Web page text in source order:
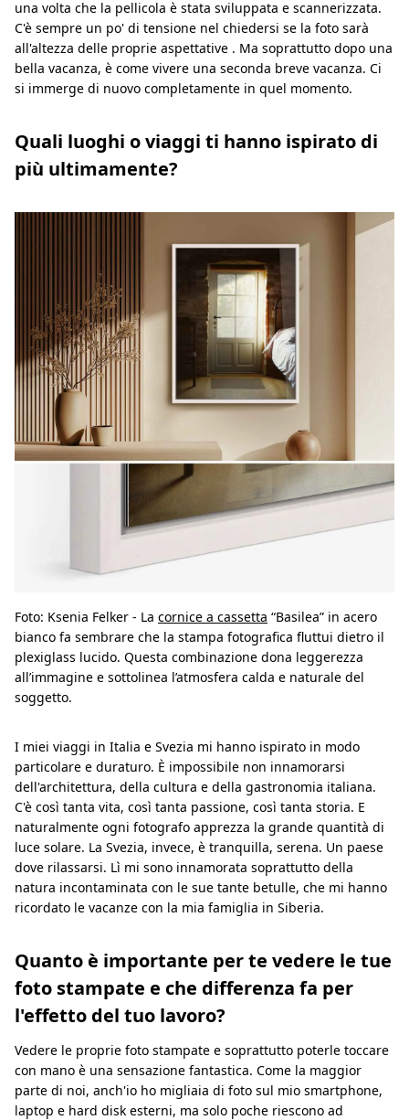
una volta che la pellicola è stata sviluppata e scannerizzata.
C'è sempre un po' di tensione nel chiedersi se la foto sarà
all'altezza delle proprie aspettative . Ma soprattutto dopo una
bella vacanza, è come vivere una seconda breve vacanza. Ci
si immerge di nuovo completamente in quel momento.
Quali luoghi o viaggi ti hanno ispirato di
più ultimamente?
Foto: Ksenia Felker - La cornice a cassetta “Basilea” in acero
bianco fa sembrare che la stampa fotografica fluttui dietro il
plexiglass lucido. Questa combinazione dona leggerezza
all’immagine e sottolinea l’atmosfera calda e naturale del
soggetto.
I miei viaggi in Italia e Svezia mi hanno ispirato in modo
particolare e duraturo. È impossibile non innamorarsi
dell'architettura, della cultura e della gastronomia italiana.
C'è così tanta vita, così tanta passione, così tanta storia. E
naturalmente ogni fotografo apprezza la grande quantità di
luce solare. La Svezia, invece, è tranquilla, serena. Un paese
dove rilassarsi. Lì mi sono innamorata soprattutto della
natura incontaminata con le sue tante betulle, che mi hanno
ricordato le vacanze con la mia famiglia in Siberia.
Quanto è importante per te vedere le tue
foto stampate e che differenza fa per
l'effetto del tuo lavoro?
Vedere le proprie foto stampate e soprattutto poterle toccare
con mano è una sensazione fantastica. Come la maggior
parte di noi, anch'io ho migliaia di foto sul mio smartphone,
laptop e hard disk esterni, ma solo poche riescono ad